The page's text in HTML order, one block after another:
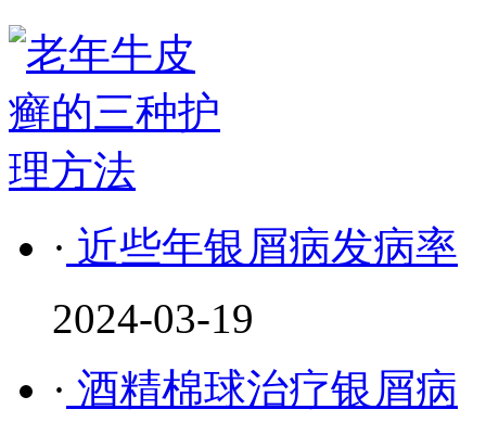
· 近些年银屑病发病率
2024-03-19
· 酒精棉球治疗银屑病